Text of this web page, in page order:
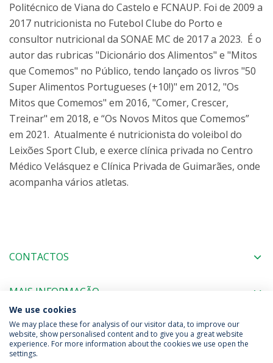
Politécnico de Viana do Castelo e FCNAUP. Foi de 2009 a
2017 nutricionista no Futebol Clube do Porto e
consultor nutricional da SONAE MC de 2017 a 2023. É o
autor das rubricas "Dicionário dos Alimentos" e "Mitos
que Comemos" no Público, tendo lançado os livros "50
Super Alimentos Portugueses (+10!)" em 2012, "Os
Mitos que Comemos" em 2016, "Comer, Crescer,
Treinar" em 2018, e “Os Novos Mitos que Comemos”
em 2021. Atualmente é nutricionista do voleibol do
Leixões Sport Club, e exerce clínica privada no Centro
Médico Velásquez e Clínica Privada de Guimarães, onde
acompanha vários atletas.
CONTACTOS
MAIS INFORMAÇÃO
Política de Privacidade
Termos & Condições
We use cookies
We may place these for analysis of our visitor data, to improve our
website, show personalised content and to give you a great website
experience. For more information about the cookies we use open the
settings.